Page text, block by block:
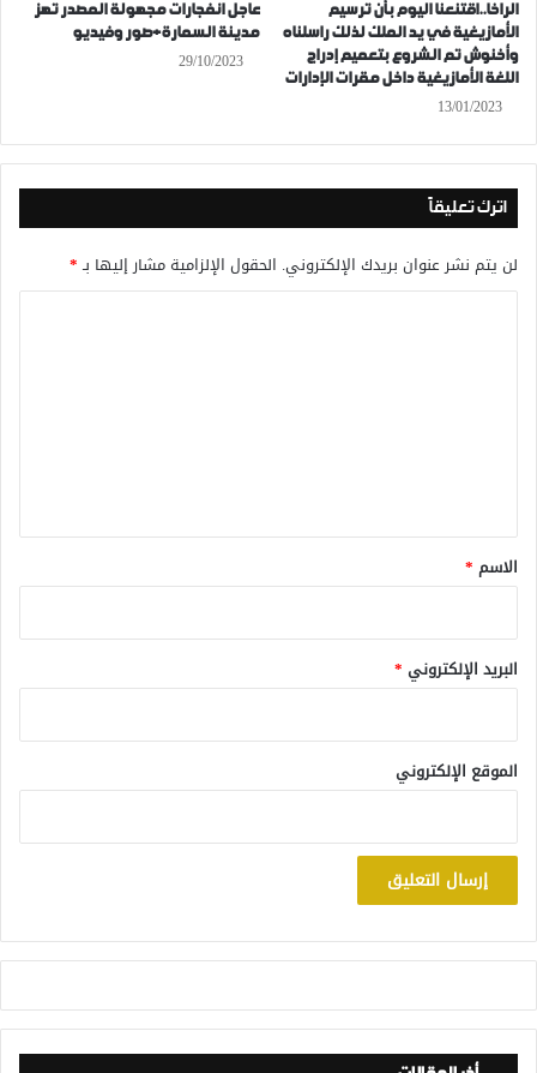
الراخا..اقتنعنا اليوم بأن ترسيم
الأمازيغية في يد الملك لذلك راسلناه
وأخنوش تم الشروع بتعميم إدراج
اللغة الأمازيغية داخل مقرات الإدارات
13/01/2023
عاجل انفجارات مجهولة المصدر تهز
مدينة السمارة+صور وفيديو
29/10/2023
اترك تعليقاً
لن يتم نشر عنوان بريدك الإلكتروني. الحقول الإلزامية مشار إليها بـ*
*
الاسم *
البريد الإلكتروني *
الموقع الإلكتروني